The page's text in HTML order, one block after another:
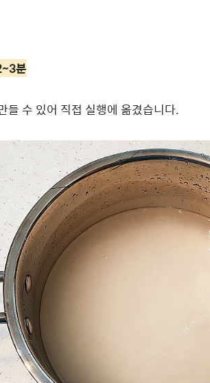
분
들 수 있어 직접 실행에 옮겼습니다.